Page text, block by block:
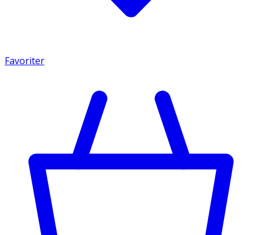
Favoriter